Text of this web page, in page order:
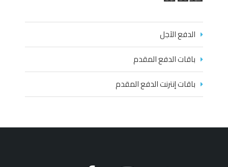
الدفع الآجل
باقات الدفع المقدم
باقات إنترنت الدفع المقدم